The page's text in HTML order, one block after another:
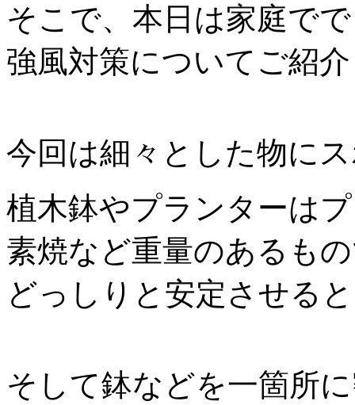
そこで、本日は家庭で
強風対策についてご紹
今回は細々とした物に
植木鉢やプランターは
素焼など重量のあるも
どっしりと安定させる
そして鉢などを一箇所